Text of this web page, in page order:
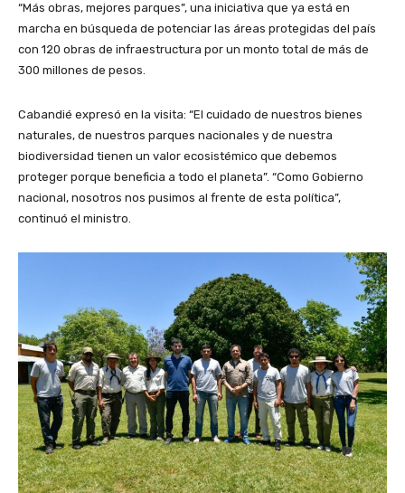
“Más obras, mejores parques”, una iniciativa que ya está en
marcha en búsqueda de potenciar las áreas protegidas del país
con 120 obras de infraestructura por un monto total de más de
300 millones de pesos.
Cabandié expresó en la visita: “El cuidado de nuestros bienes
naturales, de nuestros parques nacionales y de nuestra
biodiversidad tienen un valor ecosistémico que debemos
proteger porque beneficia a todo el planeta”. “Como Gobierno
nacional, nosotros nos pusimos al frente de esta política”,
continuó el ministro.